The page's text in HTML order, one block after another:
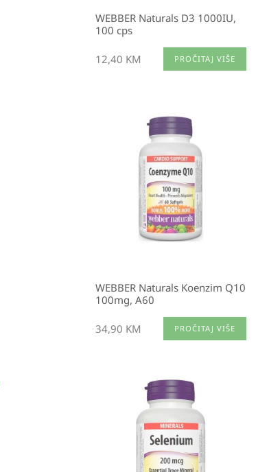
WEBBER Naturals D3 1000IU,
100 cps
12,40 KM PROČITAJ VIŠE
WEBBER Naturals Koenzim Q10
100mg, A60
34,90 KM PROČITAJ VIŠE